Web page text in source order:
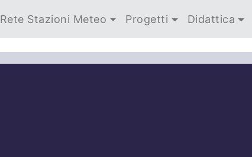
Rete Stazioni Meteo Progetti Didattica